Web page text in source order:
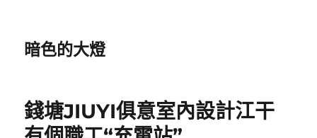
暗色的大燈
錢塘JIUYI俱意室內設計江干